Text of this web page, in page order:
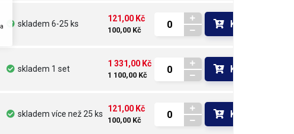
skladem 6-25 ks
121,00 Kč
100,00 Kč
Koupit
skladem 1 set
1 331,00 Kč
1 100,00 Kč
Koupit
skladem více než 25 ks
121,00 Kč
100,00 Kč
Koupit